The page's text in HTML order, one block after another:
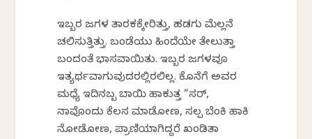
ಇಬ್ಬರ ಜಗಳ ತಾರಕಕ್ಕೇರಿತ್ತು, ಹಡಗು ಮೆಲ್ಲನೆ
ಚಲಿಸುತ್ತಿತ್ತು. ಬಂಡೆಯು ಹಿಂದೆಯೇ ತೇಲುತ್ತಾ
ಬಂದಂತೆ ಭಾಸವಾಯಿತು‌. ಇಬ್ಬರ ಜಗಳವೂ
ಇತ್ಯರ್ಥವಾಗುವುದರಲ್ಲಿರಲಿಲ್ಲ. ಕೊನೆಗೆ ಅವರ
ಮಧ್ಯೆ ಇದಿನಬ್ಬ ಬಾಯಿ ಹಾಕುತ್ತ “ಸರ್,
ನಾವೊಂದು ಕೆಲಸ ಮಾಡೋಣ, ಸ್ವಲ್ಪ ಬೆಂಕಿ ಹಾಕಿ
ನೋಡೋಣ, ಪ್ರಾಣಿಯಾಗಿದ್ದರೆ ಖಂಡಿತಾ